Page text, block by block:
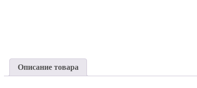
Описание товара